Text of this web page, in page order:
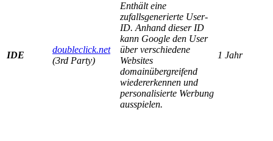
IDE
doubleclick.net
(3rd Party)
Enthält eine
zufallsgenerierte User-
ID. Anhand dieser ID
kann Google den User
über verschiedene
Websites
domainübergreifend
wiedererkennen und
personalisierte Werbung
ausspielen.
1 Jahr